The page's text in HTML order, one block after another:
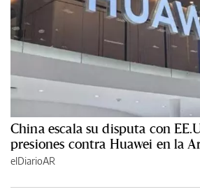
China escala su disputa con
presiones contra Huawei en la
elDiarioAR